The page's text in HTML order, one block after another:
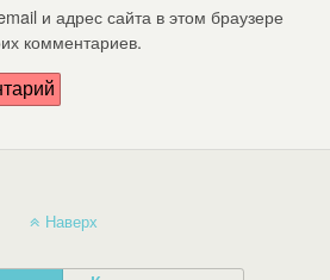
и адрес сайта в этом браузере
комментариев.
Наверх